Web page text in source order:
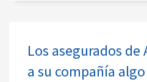
Los asegurados
a su compañía